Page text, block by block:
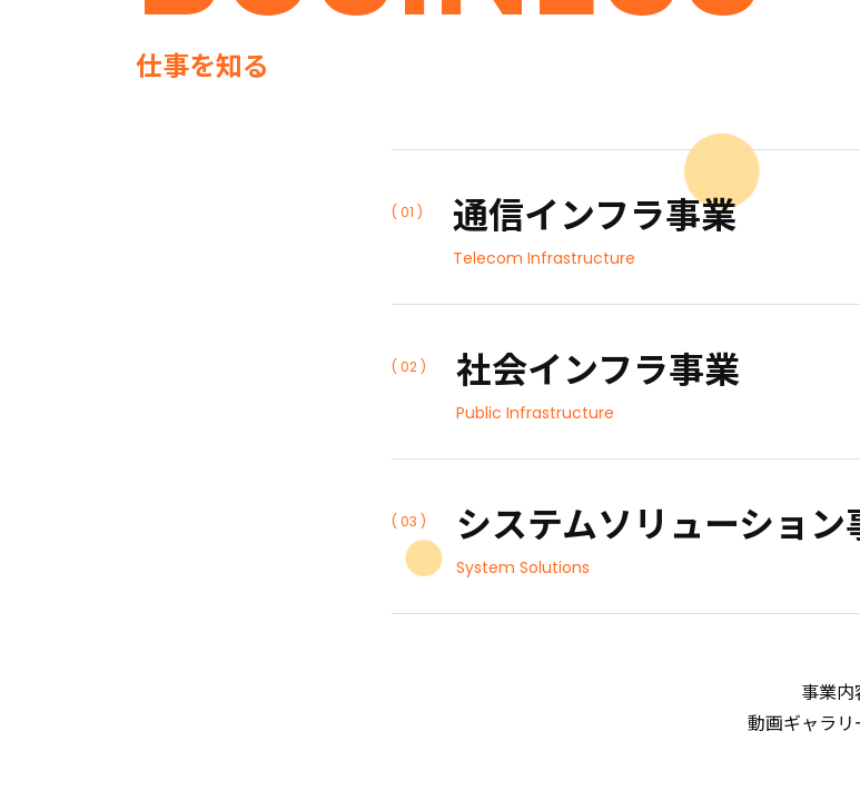
仕事を知る
( 01 ) 通信インフラ事業
Telecom Infrastructure
( 02 ) 社会インフラ事業
Public Infrastructure
( 03 ) システムソリューション
System Solutions
事業内
動画ギャラリ